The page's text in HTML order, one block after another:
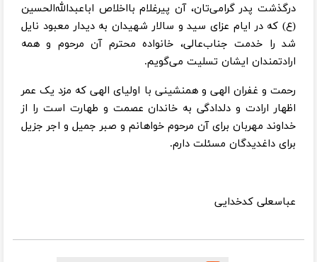
درگذشت پدر گرامی‌تان، آن پیرغلام بااخلاص اباعبدالله‌الحسین
(ع) که در ایام عزای سید و سالار شهیدان به دیدار معبود نایل
شد را خدمت جناب‌عالی، خانواده محترم آن مرحوم و همه
ارادتمندان ایشان تسلیت می‌گویم.
رحمت و غفران الهی و همنشینی با اولیای الهی که مزد یک عمر
اظهار ارادت و دلدادگی به خاندان عصمت و طهارت است را از
خداوند مهربان برای آن مرحوم خواهانم و صبر جمیل و اجر جزیل
برای داغدیدگان مسئلت دارم.
عباسعلی کدخدایی